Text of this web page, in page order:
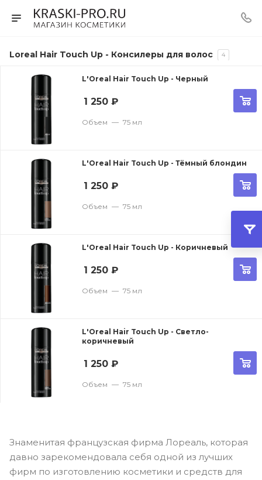
Loreal Hair Touch Up - Консилеры для волос 4
L'Oreal Hair Touch Up - Черный
1 250 ₽
Объем — 75 мл
L'Oreal Hair Touch Up - Тёмный блондин
1 250 ₽
Объем — 75 мл
L'Oreal Hair Touch Up - Коричневый
1 250 ₽
Объем — 75 мл
L'Oreal Hair Touch Up - Светло-
коричневый
1 250 ₽
Объем — 75 мл
Знаменитая французская фирма Лореаль, которая
давно зарекомендовала себя одной из лучших
фирм по изготовлению косметики и средств для